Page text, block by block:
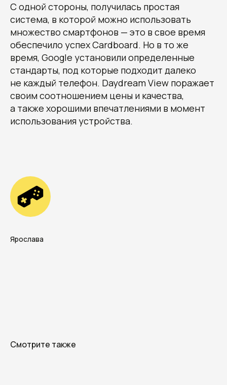
С одной стороны, получилась простая
система, в которой можно использовать
множество смартфонов — это в свое время
обеспечило успех Cardboard. Но в то же
время, Google установили определенные
стандарты, под которые подходит далеко
не каждый телефон. Daydream View поражает
своим соотношением цены и качества,
а также хорошими впечатлениями в момент
использования устройства.
Ярослава
Смотрите также
Получите наши
рекомендации, узнайте
стоимость и сроки
разработки вашего проекта
Овчинников Егор
Исполнительный
директор
+7 (996) 407-77-74sales@7winds.mobi
ТелеграмМакс
Новороссийск, ул. Котанова, д.30